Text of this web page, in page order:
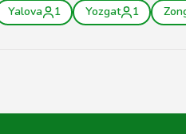
Yalova 1 Yozgat 1